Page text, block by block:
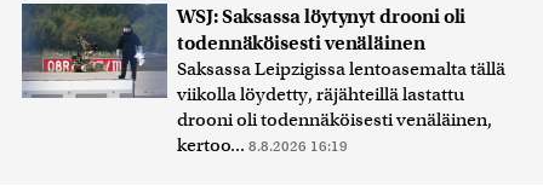
WSJ: Saksassa löytynyt drooni oli
todennäköisesti venäläinen
Saksassa Leipzigissa lentoasemalta tällä
viikolla löydetty, räjähteillä lastattu
drooni oli todennäköisesti venäläinen,
kertoo... 8.8.2026 16:19